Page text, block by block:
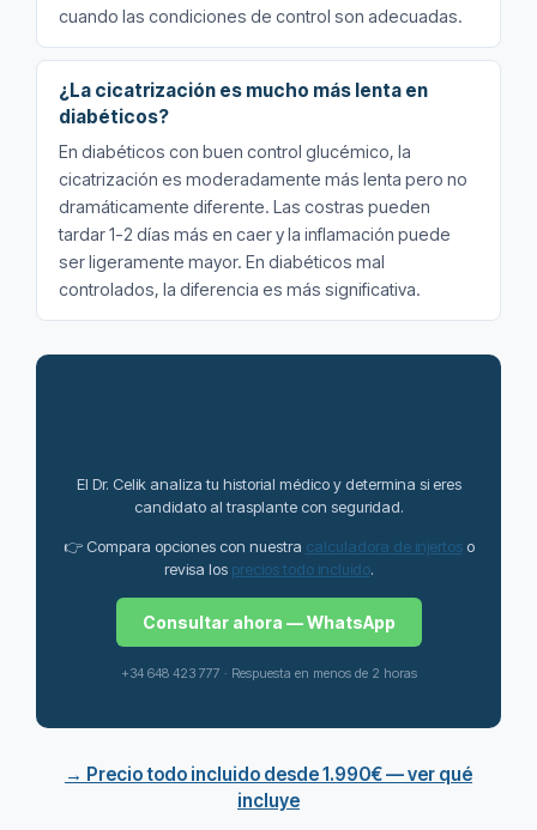
cuando las condiciones de control son adecuadas.
¿La cicatrización es mucho más lenta en
diabéticos?
En diabéticos con buen control glucémico, la
cicatrización es moderadamente más lenta pero no
dramáticamente diferente. Las costras pueden
tardar 1-2 días más en caer y la inflamación puede
ser ligeramente mayor. En diabéticos mal
controlados, la diferencia es más significativa.
El Dr. Celik analiza tu historial médico y determina si eres
candidato al trasplante con seguridad.
👉 Compara opciones con nuestra calculadora de injertoso
revisa los precios todo incluido.
Consultar ahora — WhatsApp
+34 648 423 777 · Respuesta en menos de 2 horas
→ Precio todo incluido desde 1.990€ — ver qué
incluye